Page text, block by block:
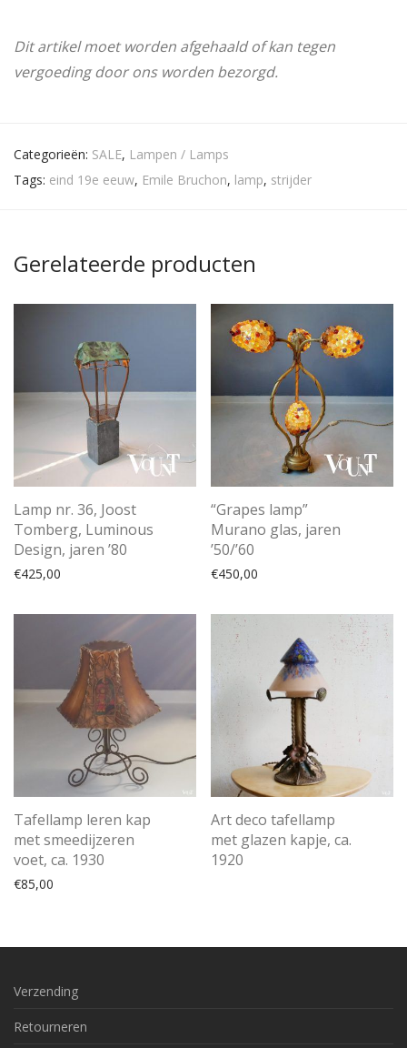
Dit artikel moet worden afgehaald of kan tegen
vergoeding door ons worden bezorgd.
Categorieën: SALE, Lampen / Lamps
Tags: eind 19e eeuw, Emile Bruchon, lamp, strijder
Gerelateerde producten
Lamp nr. 36, Joost
Tomberg, Luminous
Design, jaren ’80
€425,00
“Grapes lamp”
Murano glas, jaren
’50/’60
€450,00
Tafellamp leren kap
met smeedijzeren
voet, ca. 1930
€85,00
Art deco tafellamp
met glazen kapje, ca.
1920
Verzending
Retourneren